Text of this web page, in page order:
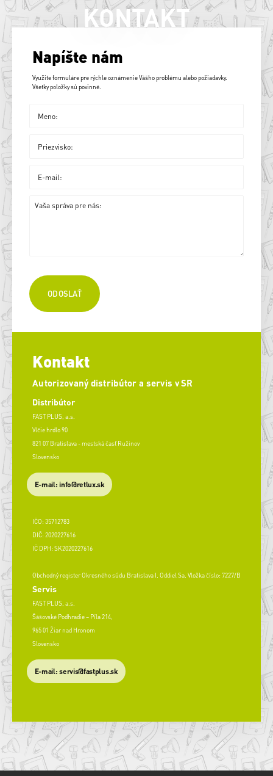
KONTAKT
Napíšte nám
Využite formuláre pre rýchle oznámenie Vášho problému alebo požiadavky.
Všetky položky sú povinné.
Kontakt
Autorizovaný distribútor a servis v SR
Distribútor
FAST PLUS, a.s.
Vlčie hrdlo 90
821 07 Bratislava - mestská časť Ružinov
Slovensko
E-mail: info@retlux.sk
IČO: 35712783
DIČ: 2020227616
IČ DPH: SK2020227616
Obchodný register Okresného súdu Bratislava I, Oddiel Sa, Vložka číslo: 7227/B
Servis
FAST PLUS, a.s.
Šášovské Podhradie – Píla 214,
965 01 Žiar nad Hronom
Slovensko
​E-mail: servis@fastplus.sk